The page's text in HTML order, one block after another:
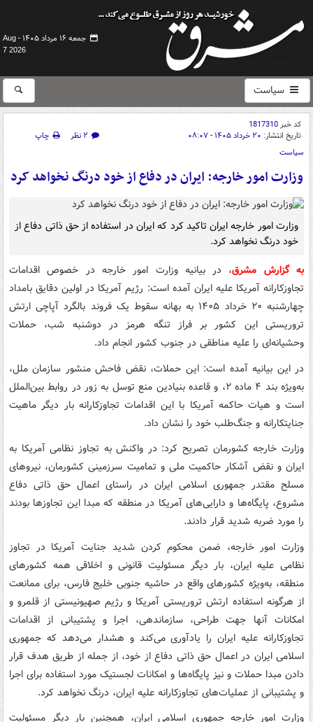
جمعه ۱۶ مرداد ۱۴۰۵ -
Aug
7 2026
سیاست
کد خبر1817310
تاریخ انتشار: ۲۰ خرداد ۱۴۰۵ - ۰۸:۰۷ ۲ نظر
چاپ
سیاست
وزارت امور خارجه: ایران در دفاع از خود درنگ نخواهد کرد
وزارت امور خارجه ایران تاکید کرد که ایران در استفاده از حق ذاتی دفاع از
خود درنگ نخواهد کرد.
به گزارش مشرق، در بیانیه وزارت امور خارجه در خصوص اقدامات
تجاوزکارانه آمریکا علیه ایران آمده است: رژیم آمریکا در اولین دقایق بامداد
چهارشنبه ۲۰ خرداد ۱۴۰۵ به بهانه سقوط یک فروند بالگرد آپاچی ارتش
تروریستی این کشور بر فراز تنگه هرمز در دوشنبه شب، حملات
وحشیانه‌ای را علیه مناطقی در جنوب کشور انجام داد.
در این بیانیه آمده است: این حملات، نقض فاحش منشور سازمان ملل،
به‌ویژه بند ۴ ماده ۲، و قاعده بنیادین منع توسل به زور در روابط بین‌الملل
است و هیات حاکمه آمریکا با این اقدامات تجاوزکارانه بار دیگر ماهیت
جنایتکارانه و جنگ‌طلب خود را نشان داد.
وزارت خارجه کشورمان تصریح کرد: در واکنش به تجاوز نظامی آمریکا به
ایران و نقض آشکار حاکمیت ملی و تمامیت سرزمینی کشورمان، نیروهای
مسلح مقتدر جمهوری اسلامی ایران در راستای اعمال حق ذاتی دفاع
مشروع، پایگاه‌ها و دارایی‌های آمریکا در منطقه که مبدا این تجاوزها بودند
را مورد ضربه شدید قرار دادند.
وزارت امور خارجه، ضمن محکوم کردن شدید جنایت آمریکا در تجاوز
نظامی علیه ایران، بار دیگر مسئولیت قانونی و اخلاقی همه کشورهای
منطقه، به‌ویژه کشورهای واقع در حاشیه جنوبی خلیج فارس، برای ممانعت
از هرگونه استفاده ارتش تروریستی آمریکا و رژیم صهیونیستی از قلمرو و
امکانات آنها جهت طراحی، سازماندهی، اجرا و پشتیبانی از اقدامات
تجاوزکارانه علیه ایران را یادآوری می‌کند و هشدار می‌دهد که جمهوری
اسلامی ایران در اعمال حق ذاتی دفاع از خود، از جمله از طریق هدف قرار
دادن مبدا حملات و نیز پایگاه‌ها و امکانات لجستیک مورد استفاده برای اجرا
و پشتیبانی از عملیات‌های تجاوزکارانه علیه ایران، درنگ نخواهد کرد.
وزارت امور خارجه جمهوری اسلامی ایران، همچنین بار دیگر مسئولیت